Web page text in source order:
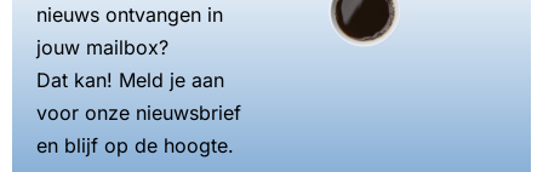
nieuws ontvangen in
jouw mailbox?
Dat kan! Meld je aan
voor onze nieuwsbrief
en blijf op de hoogte.